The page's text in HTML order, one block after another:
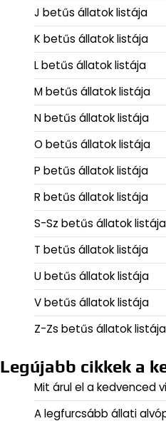
J betűs állatok listája
K betűs állatok listája
L betűs állatok listája
M betűs állatok listája
N betűs állatok listája
O betűs állatok listája
P betűs állatok listája
R betűs állatok listája
S-Sz betűs állatok listája
T betűs állatok listája
U betűs állatok listája
V betűs állatok listája
Z-Zs betűs állatok listája
Legújabb cikkek a
Mit árul el a kedvenced
A legfurcsább állati